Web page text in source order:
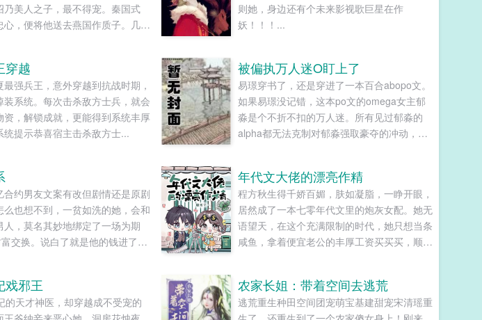
乃美人之子，最不得宠。秦国式
心，便将他送去燕国作质子。几渡
位。自此后狼子野心，昭然若揭
幻，他荡平七国，强灭五州，将河
，却将精兵对准燕国。强破宫门之
名俘虏，未夺半只鸡犬。燕王端
，不怒而自威。二人对上视线，
仍循着旧日称呼，质问声凛冽，吾
杀了寡人？秦诏俯身，骤然折膝
日隐忍换作桀骜，锋锐眉眼经年淬
得狠厉，但唇角柔情却化作了一抹
不得。哦？宫城十里，凤冠霞帔，
满箱，另有玺印一枚，权作信礼。
前期日常卖惨求宠博取父王怜爱
天外冷内热宠溺带娃的后爹受后
狼帝王攻x高冷美强囚凤帝王受
则她，身边还有个未来影视歌巨星在作
妖！！！...
穿越
强兵王，意外穿越到抗战时期，
装系统。每次击杀敌方士兵，就会
资，解锁成就，更能得到系统丰厚
统提示恭喜宿主击杀敌方士...
被偏执万人迷O盯上了
易璟穿书了，还是穿进了一本百合abopo文。
如果易璟没记错，这本po文的omega女主郁
淼是个不折不扣的万人迷。所有见过郁淼的
alpha都无法克制对郁淼强取豪夺的冲动，即
就换一批alpha，刺激得不行。穿到一切开始
之前，易璟见到了还没有经历过任何情节的郁
淼。青灰亚麻色的分层长卷发，神态有些病
弱，眼波迷蒙猫一样慵懒仿佛含着水似的，远
远一眼望过来就能令人神魂颠倒。看着郁淼靠
瓣吞吐烟雾，易璟缓缓向写出郁淼的作者献上
膝盖。难怪文中那些alpha要发疯，她看了也
忍不住想喊姐姐请让我贴一下啊！郁淼有一个
合约男友文案有改但剧情还是原剧
么也想不到，一贫如洗的她，会和
人，莫名其妙地绑定了一场为期
交换。说白了就是他的钱进了她
还帅。坏消息这人脾气差，控制
算趁机和她来场合约恋爱。...
年代文大佬的漂亮作精
程方秋生得千娇百媚，肤如凝脂，一睁开眼，
居然成了一本七零年代文里的炮灰女配。她无
语望天，在这个充满限制的时代，她只想当条
咸鱼，拿着便宜老公的丰厚工资买买买，顺便
戏邪王
的天才神医，却穿越成不受宠的
农家长姐：带着空间去逃荒
逃荒重生种田空间团宠萌宝基建甜宠宋清瑶重